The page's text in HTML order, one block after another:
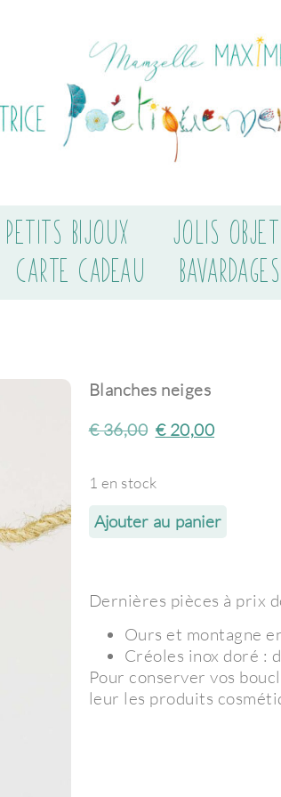
PETITS BIJOUX JOLIS
CARTE CADEAU
BAVARDAGES
Blanches neiges
€36,00 €20,00
1 en stock
Ajouter au panier
Dernières pièces à prix
Ours et montagne
Créoles inox doré :
Pour conserver vos
leur les produits